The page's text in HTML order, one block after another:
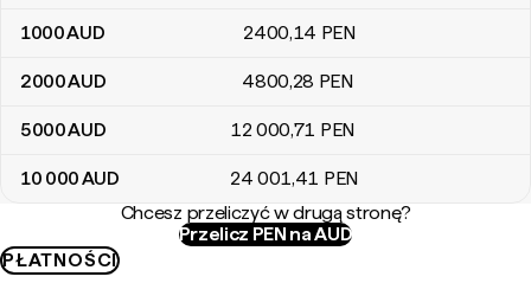
1000AUD 2400,14 PEN
2000AUD 4800,28 PEN
5000AUD 12 000,71 PEN
10 000AUD 24 001,41 PEN
Chcesz przeliczyć w drugą stronę?
Przelicz PEN na AUD
PŁATNOŚCI